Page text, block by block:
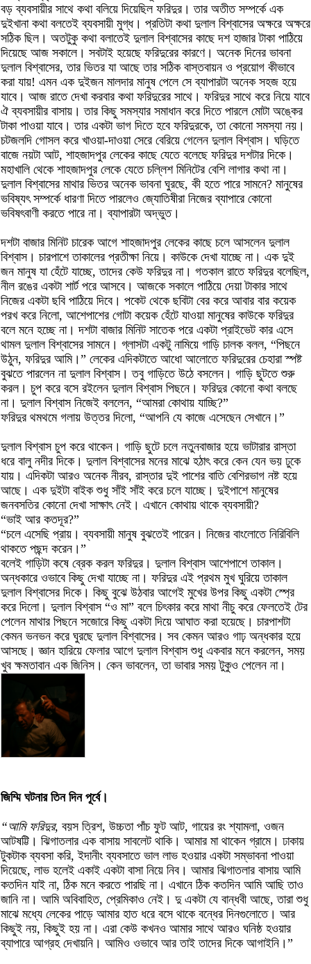
বড় ব্যবসায়ীর সাথে কথা বলিয়ে দিয়েছিল ফরিদুর। তার অতীত সম্পর্কে এক
দুইখানা কথা বলতেই ব্যবসায়ী মুগ্ধ। প্রতিটা কথা দুলাল বিশ্বাসের অক্ষরে অক্ষরে
সঠিক ছিল। অতটুকু কথা বলাতেই দুলাল বিশ্বাসের কাছে দশ হাজার টাকা পাঠিয়ে
দিয়েছে আজ সকালে। সবটাই হয়েছে ফরিদুরের কারণে। অনেক দিনের ভাবনা
দুলাল বিশ্বাসের, তার ভিতর যা আছে তার সঠিক বাস্তবায়ন ও প্রয়োগ কীভাবে
করা যায়! এমন এক দুইজন মালদার মানুষ পেলে সে ব্যাপারটা অনেক সহজ হয়ে
যাবে। আজ রাতে দেখা করবার কথা ফরিদুরের সাথে। ফরিদুর সাথে করে নিয়ে যাবে
ঐ ব্যবসায়ীর বাসায়। তার কিছু সমস্যার সমাধান করে দিতে পারলে মোটা অঙ্কের
টাকা পাওয়া যাবে। তার একটা ভাগ দিতে হবে ফরিদুরকে, তা কোনো সমস্যা নয়।
চটজলদি গোসল করে খাওয়া-দাওয়া সেরে বেরিয়ে গেলেন দুলাল বিশ্বাস। ঘড়িতে
বাজে নয়টা আট, শাহজাদপুর লেকের কাছে যেতে বলেছে ফরিদুর দশটার দিকে।
মহাখালি থেকে শাহজাদপুর লেকে যেতে চল্লিশ মিনিটের বেশি লাগার কথা না।
দুলাল বিশ্বাসের মাথার ভিতর অনেক ভাবনা ঘুরছে, কী হতে পারে সামনে? মানুষের
ভবিষ্যৎ সম্পর্কে ধারণা দিতে পারলেও জ্যোতিষীরা নিজের ব্যাপারে কোনো
ভবিষৎবাণী করতে পারে না। ব্যাপারটা অদ্ভুত।
দশটা বাজার মিনিট চারেক আগে শাহজাদপুর লেকের কাছে চলে আসলেন দুলাল
বিশ্বাস। চারপাশে তাকালের প্রতীক্ষা নিয়ে। কাউকে দেখা যাচ্ছে না। এক দুই
জন মানুষ যা হেঁটে যাচ্ছে, তাদের কেউ ফরিদুর না। গতকাল রাতে ফরিদুর বলেছিল,
নীল রঙের একটা শার্ট পরে আসবে। আজকে সকালে পাঠিয়ে দেয়া টাকার সাথে
নিজের একটা ছবি পাঠিয়ে দিবে। পকেট থেকে ছবিটা বের করে আবার বার কয়েক
পরখ করে নিলো, আশেপাশের গোটা কয়েক হেঁটে যাওয়া মানুষের কাউকে ফরিদুর
বলে মনে হচ্ছে না। দশটা বাজার মিনিট সাতেক পরে একটা প্রাইভেট কার এসে
থামল দুলাল বিশ্বাসের সামনে। গ্লাসটা একটু নামিয়ে গাড়ি চালক বলল, “পিছনে
উঠুন, ফরিদুর আমি।” লেকের এদিকটাতে আধো আলোতে ফরিদুরের চেহারা স্পষ্ট
বুঝতে পারলেন না দুলাল বিশ্বাস। তবু গাড়িতে উঠে বসলেন। গাড়ি ছুটতে শুরু
করল। চুপ করে বসে রইলেন দুলাল বিশ্বাস পিছনে। ফরিদুর কোনো কথা বলছে
না। দুলাল বিশ্বাস নিজেই বললেন, “আমরা কোথায় যাচ্ছি?”
ফরিদুর থমথমে গলায় উত্তর দিলো, “আপনি যে কাজে এসেছেন সেখানে।”
দুলাল বিশ্বাস চুপ করে থাকেন। গাড়ি ছুটে চলে নতুনবাজার হয়ে ভাটারার রাস্তা
ধরে বালু নদীর দিকে। দুলাল বিশ্বাসের মনের মাঝে হঠাৎ করে কেন যেন ভয় ঢুকে
যায়। এদিকটা আরও অনেক নীরব, রাস্তার দুই পাশের বাতি বেশিরভাগ নষ্ট হয়ে
আছে। এক দুইটা বাইক শুধু সাঁই সাঁই করে চলে যাচ্ছে। দুইপাশে মানুষের
জনবসতির কোনো দেখা সাক্ষাৎ নেই। এখানে কোথায় থাকে ব্যবসায়ী?
“ভাই আর কতদূর?”
“চলে এসেছি প্রায়। ব্যবসায়ী মানুষ বুঝতেই পারেন। নিজের বাংলোতে নিরিবিলি
থাকতে পছন্দ করেন।”
বলেই গাড়িটা কষে ব্রেক করল ফরিদুর। দুলাল বিশ্বাস আশেপাশে তাকাল।
অন্ধকারে ওভাবে কিছু দেখা যাচ্ছে না। ফরিদুর এই প্রথম মুখ ঘুরিয়ে তাকাল
দুলাল বিশ্বাসের দিকে। কিছু বুঝে উঠবার আগেই মুখের উপর কিছু একটা স্প্রে
করে দিলো। দুলাল বিশ্বাস “ও মা” বলে চিৎকার করে মাথা নীচু করে ফেলতেই টের
পেলেন মাথার পিছনে সজোরে কিছু একটা দিয়ে আঘাত করা হয়েছে। চারপাশটা
কেমন ভনভন করে ঘুরছে দুলাল বিশ্বাসের। সব কেমন আরও গাঢ় অন্ধকার হয়ে
আসছে। জ্ঞান হারিয়ে ফেলার আগে দুলাল বিশ্বাস শুধু একবার মনে করলেন, সময়
খুব ক্ষমতাবান এক জিনিস। কেন ভাবলেন, তা ভাবার সময় টুকুও পেলেন না।
জিম্মি ঘটনার তিন দিন পূর্বে।
“আমি ফরিদুর, বয়স ত্রিশ, উচ্চতা পাঁচ ফুট আট, গায়ের রং শ্যামলা, ওজন
আটষট্টি। ঝিগাতলার এক বাসায় সাবলেট থাকি। আমার মা থাকেন গ্রামে। ঢাকায়
টুকটাক ব্যবসা করি, ইদানীং ব্যবসাতে ভাল লাভ হওয়ার একটা সম্ভাবনা পাওয়া
দিয়েছে, লাভ হলেই একাই একটা বাসা নিয়ে নিব। আমার ঝিগাতলার বাসায় আমি
কতদিন যাই না, ঠিক মনে করতে পারছি না। এখানে ঠিক কতদিন আমি আছি তাও
জানি না। আমি অবিবাহিত, প্রেমিকাও নেই। দু একটা যে বান্ধবী আছে, তারা শুধু
মাঝে মধ্যে লেকের পাড়ে আমার হাত ধরে বসে থাকে বন্ধের দিনগুলোতে। আর
কিছুই নয়, কিছুই হয় না। এরা কেউ কখনও আমার সাথে আরও ঘনিষ্ঠ হওয়ার
ব্যাপারে আগ্রহ দেখায়নি। আমিও ওভাবে আর তাই তাদের দিকে আগাইনি।”